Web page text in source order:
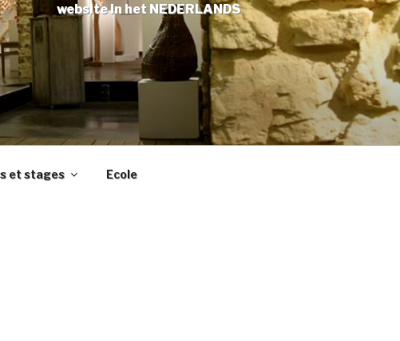
website in het NEDERLANDS
et stages Ecole